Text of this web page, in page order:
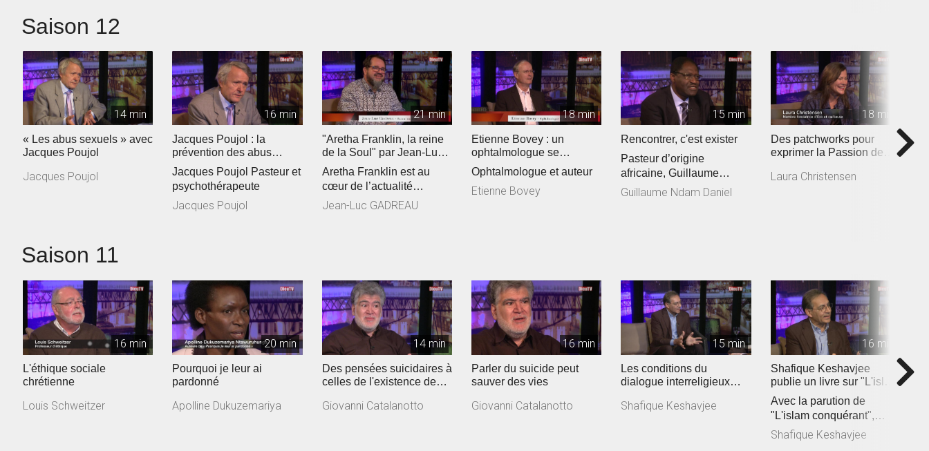
Saison 12
14 min
« Les abus sexuels » avec
Jacques Poujol
Jacques Poujol
16 min
Jacques Poujol : la
prévention des abus
sexuels dans les Eglises
Jacques Poujol Pasteur et
psychothérapeute
Jacques Poujol
21 min
"Aretha Franklin, la reine
de la Soul" par Jean-Luc
Gadreau
Aretha Franklin est au
cœur de l’actualité
culturelle. Jean-Luc
Jean-Luc GADREAU
18 min
Etienne Bovey : un
ophtalmologue se
passionne pour la
théologie
Ophtalmologue et auteur
Etienne Bovey
15 min
Rencontrer, c'est exister
Pasteur d’origine
africaine, Guillaume
Ndam Daniel croit aux
Guillaume Ndam Daniel
18 min
Des patchworks pour
exprimer la Passion de
Laura Christensen
Saison 11
16 min
L'éthique sociale
chrétienne
Louis Schweitzer
20 min
Pourquoi je leur ai
pardonné
Apolline Dukuzemariya
14 min
Des pensées suicidaires à
celles de l'existence de
Giovanni Catalanotto
16 min
Parler du suicide peut
sauver des vies
Giovanni Catalanotto
15 min
Les conditions du
dialogue interreligieux
Shafique Keshavjee
16 min
Shafique Keshavjee
publie un livre sur "L'islam
conquérant" (2019)
Avec la parution de
"L'islam conquérant",
Shafique Keshavjee lance
un cri d’a...
Shafique Keshavjee